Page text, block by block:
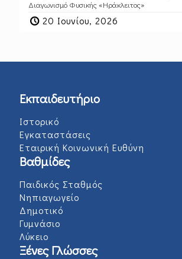
Διαγωνισμό Φυσικής «Ηράκλειτος»
20 Ιουνίου, 2026
Εκπαιδευτήριο
Ιστορικό
Εγκαταστάσεις
Εταιρική Κοινωνική Ευθύνη
Βαθμίδες
Παιδικός Σταθμός
Νηπιαγωγείο
Δημοτικό
Γυμνάσιο
Λύκειο
Ξένες Γλώσσες